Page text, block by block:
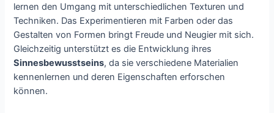
lernen den Umgang mit unterschiedlichen Texturen und
Techniken. Das Experimentieren mit Farben oder das
Gestalten von Formen bringt Freude und Neugier mit sich.
Gleichzeitig unterstützt es die Entwicklung ihres
Sinnesbewusstseins, da sie verschiedene Materialien
kennenlernen und deren Eigenschaften erforschen
können.